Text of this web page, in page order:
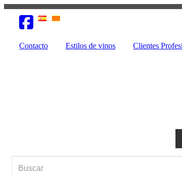
Contacto Estilos de vinos Clientes